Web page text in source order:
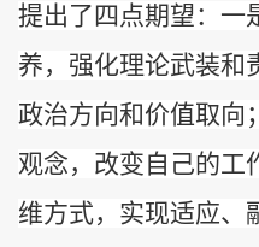
提出了四点期望：一
养，强化理论武装和
政治方向和价值取向
观念，改变自己的工
维方式，实现适应、